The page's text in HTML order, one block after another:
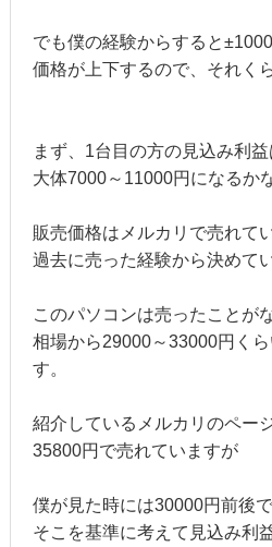
でも僕の経験からすると
価格が上下するので、それく
まず、1台目の方の見込み利益
大体7000～11000円になるか
販売価格はメルカリで売れて
過去に売った経験から決めて
このパソコンは売ったことが
相場から29000～33000円く
す。
紹介しているメルカリのペー
35800円で売れていますが
僕が見た時には30000円前後
そこを基準に考えて見込み利